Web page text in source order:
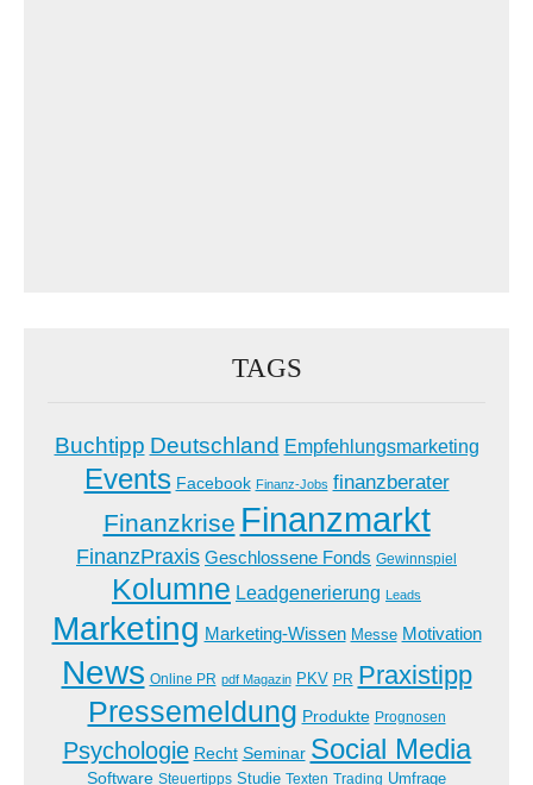
TAGS
Buchtipp Deutschland Empfehlungsmarketing
Events Facebook Finanz-Jobs finanzberater
Finanzkrise Finanzmarkt
FinanzPraxis Geschlossene Fonds Gewinnspiel
Kolumne Leadgenerierung Leads
Marketing Marketing-Wissen Messe Motivation
News Online PR pdf Magazin PKV PR Praxistipp
Pressemeldung Produkte Prognosen
Psychologie Recht Seminar Social Media
Software Steuertipps Studie Texten Trading Umfrage